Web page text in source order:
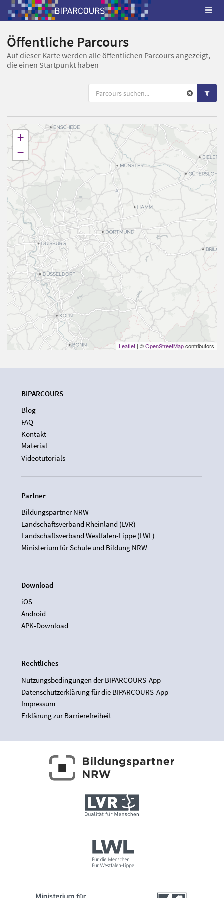
Öffentliche Parcours
Auf dieser Karte werden alle öffentlichen Parcours angezeigt,
die einen Startpunkt haben
+
−
Leaflet | ©OpenStreetMapcontributors
BIPARCOURS
Blog
FAQ
Kontakt
Material
Videotutorials
Partner
Bildungspartner NRW
Landschaftsverband Rheinland (LVR)
Landschaftsverband Westfalen-Lippe (LWL)
Ministerium für Schule und Bildung NRW
Download
iOS
Android
APK-Download
Rechtliches
Nutzungsbedingungen der BIPARCOURS-App
Datenschutzerklärung für die BIPARCOURS-App
Impressum
Erklärung zur Barrierefreiheit